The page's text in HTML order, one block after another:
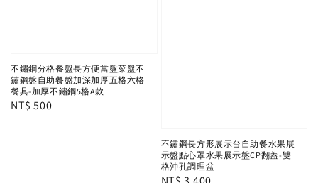
不鏽鋼分格餐盤長方便當盤菜盤不
鏽鋼盤自助餐盤加深加厚五格六格
餐具-加厚不鏽鋼5格A款
Regular
NT$ 500
不鏽鋼長方形展示台自助餐水果展
示盤點心罩水果展示盤CP翻蓋-雙
格沖孔調理盆